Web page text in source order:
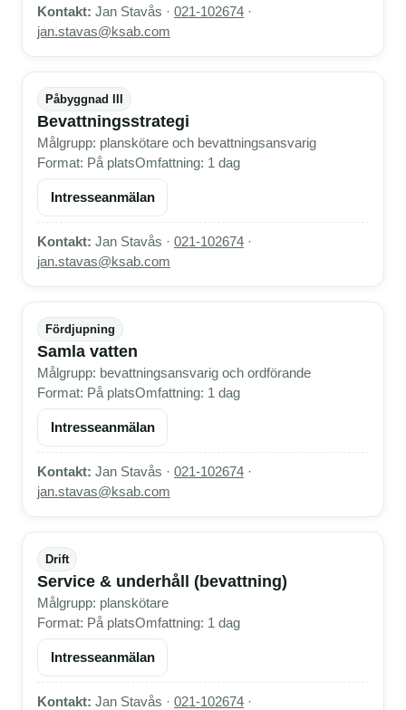
Kontakt: Jan Stavås · 021-102674 ·
jan.stavas@ksab.com
Påbyggnad III
Bevattningsstrategi
Målgrupp: planskötare och bevattningsansvarig
Format: På platsOmfattning: 1 dag
Intresseanmälan
Kontakt: Jan Stavås · 021-102674 ·
jan.stavas@ksab.com
Fördjupning
Samla vatten
Målgrupp: bevattningsansvarig och ordförande
Format: På platsOmfattning: 1 dag
Intresseanmälan
Kontakt: Jan Stavås · 021-102674 ·
jan.stavas@ksab.com
Drift
Service & underhåll (bevattning)
Målgrupp: planskötare
Format: På platsOmfattning: 1 dag
Intresseanmälan
Kontakt: Jan Stavås · 021-102674 ·